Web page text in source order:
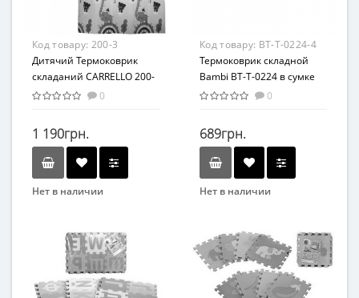
Материал
Комбинированный
Код товару: 200-3
Дитячий Термоковрик
складаний CARRELLO 200-
1 в сумці 200х1х180 см
0
1 190грн.
Нет в наличии
Возраст
Код товару: BT-T-0224-4
Термоковрик складной
Bambi BT-T-0224 в сумке
(BT-T-0224-4) 0
689грн.
Нет в наличии
Вид
Коврик
Возраст